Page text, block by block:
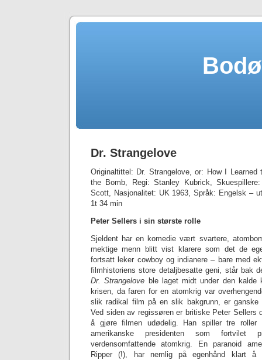
Dr. Strangelove
Originaltittel: Dr. Strangelove, or: How I
the Bomb,
Regi: Stanley Kubrick,
Scott, Nasjonalitet: UK 1963, Språk: Engelsk –
1t 34 min
Peter Sellers i sin største rolle
Sjeldent har en komedie vært svartere,
mektige menn blitt vist klarere som det de
fortsatt leker cowboy og indianere – bare med
filmhistoriens store detaljbesatte geni, står bak
Dr. Strangelove ble laget midt under den kalde
krisen, da faren for en atomkrig var
slik radikal film på en slik bakgrunn, er ganske
Ved siden av regissøren er britiske Peter Sellers
å gjøre filmen udødelig. Han spiller tre
amerikanske presidenten som
verdensomfattende atomkrig. En paranoid
Ripper (!), har nemlig på egenhånd klart å